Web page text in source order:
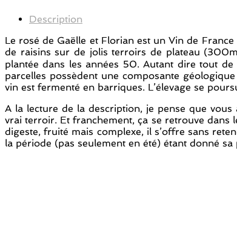
Description
Le rosé de Gaëlle et Florian est un Vin de
de raisins sur de jolis terroirs de plateau (300m
plantée dans les années 50. Autant dire tout
parcelles possèdent une composante
vin est fermenté en barriques. L’élevage se
A la lecture de la description, je pense que
vrai terroir. Et franchement, ça se retrouve dans
digeste, fruité mais complexe, il s’offre sans
la période (pas seulement en été) étant donné